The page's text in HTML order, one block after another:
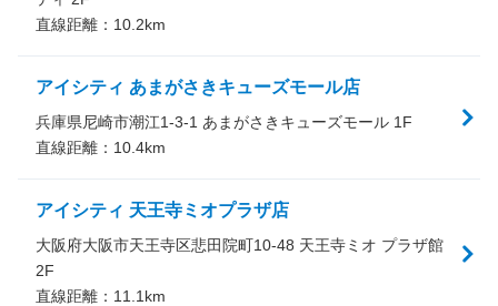
直線距離： 10.2km
アイシティ あまがさきキューズモール店
兵庫県尼崎市潮江1-3-1 あまがさきキューズモール 1F
直線距離： 10.4km
アイシティ 天王寺ミオプラザ店
大阪府大阪市天王寺区悲田院町10-48 天王寺ミオ プラザ館
2F
直線距離： 11.1 km